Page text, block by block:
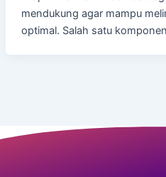
mendukung agar mampu
optimal. Salah satu